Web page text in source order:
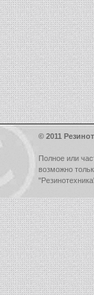
© 2011
Полное или
возможно